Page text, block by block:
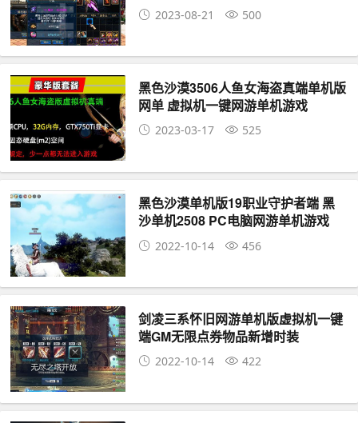
2023-08-21 500
黑色沙漠3506人鱼女海盗真端单机版
网单 虚拟机一键网游单机游戏
2023-03-17 525
黑色沙漠单机版19职业守护者端 黑
沙单机2508 PC电脑网游单机游戏
2022-10-14 456
剑凌三系怀旧网游单机版虚拟机一键
端GM无限点券物品新增时装
2022-10-14 422